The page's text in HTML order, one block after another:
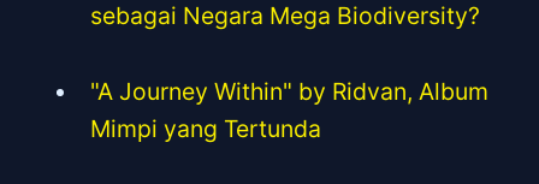
sebagai Negara Mega Biodiversity?
"A Journey Within" by Ridvan, Album
Mimpi yang Tertunda